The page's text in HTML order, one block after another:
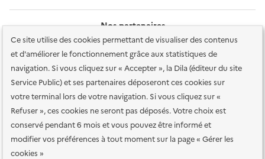
Ce site utilise des cookies permettant de visualiser des contenus
et d'améliorer le fonctionnement grâce aux statistiques de
navigation. Si vous cliquez sur « Accepter », la Dila (éditeur du site
Service Public) et ses partenaires déposeront ces cookies sur
votre terminal lors de votre navigation. Si vous cliquez sur «
Refuser », ces cookies ne seront pas déposés. Votre choix est
conservé pendant 6 mois et vous pouvez être informé et
modifier vos préférences à tout moment sur la page « Gérer les
cookies »
Nos partenaires
Plan du site Accessibilité : totalement conforme
Accessibilité des
services en ligne Mentions légales Données personnelles et sécurité
Conditions générales d'utilisation Gestion des cookies